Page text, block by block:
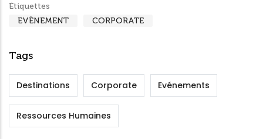
Étiquettes
EVÈNEMENT
CORPORATE
Tags
Destinations Corporate Evénements
Ressources Humaines